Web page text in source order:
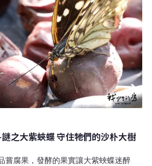
滑1.3%。22%是整體平均值，以各別類
更驚人。342種資料充足、可執行變化
，就有107種減少幅度超過50%，另外
成。僅3%的物種仍在增加。這項3月發
）期刊的研究發現，從最常見的
分布的蝴蝶都躲不過這個趨勢，就連適
紋白蝶（Cabbage White，又稱白粉
。作者之一，密西根州立大學昆蟲學
）也很驚
之大紫蛺蝶 守住牠們的沙朴大樹
嘗腐果，發酵的果實讓大紫蛺蝶迷醉